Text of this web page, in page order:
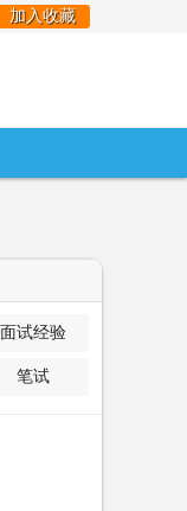
加入收藏
面试经验
笔试